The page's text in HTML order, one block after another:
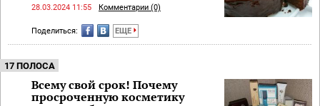
28.03.2024 11:55 Комментарии (0)
Поделиться: ЕЩЕ
17 ПОЛОСА
Всему свой срок! Почему
просроченную косметику